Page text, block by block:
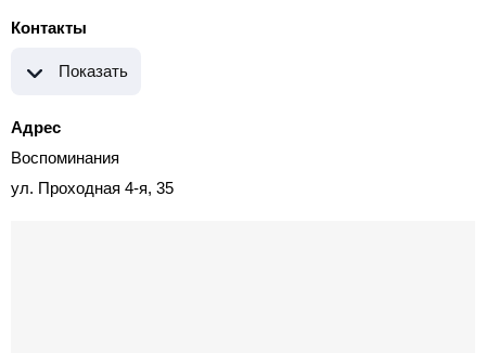
Контакты
Показать
Адрес
Воспоминания
ул. Проходная 4-я, 35